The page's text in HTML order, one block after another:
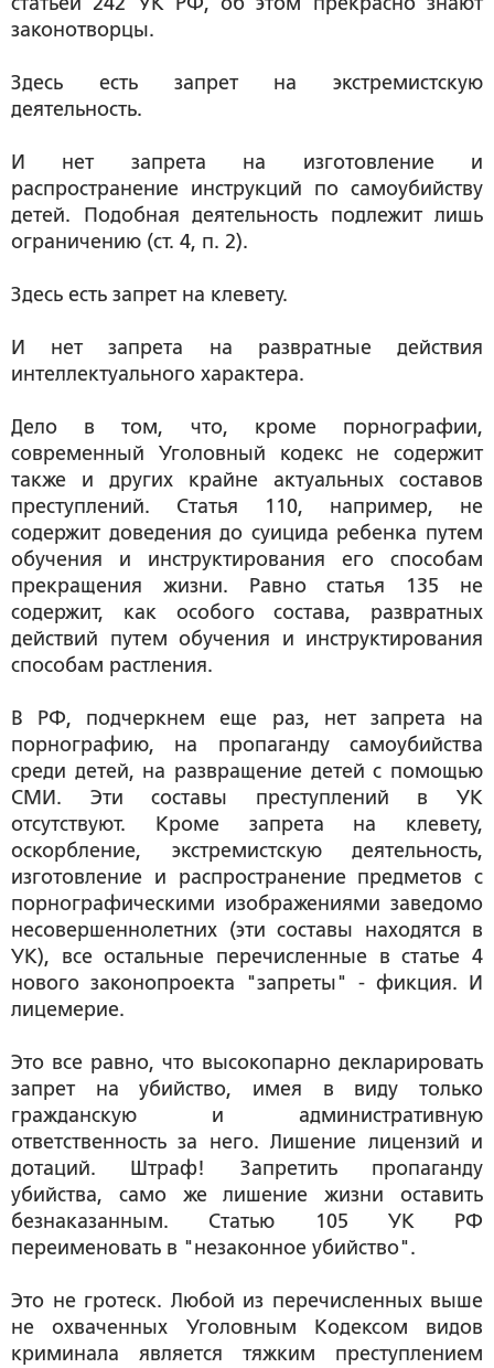
законотворцы.
Здесь есть запрет на экстремистскую
деятельность.
И нет запрета на изготовление и
распространение инструкций по самоубийству
детей. Подобная деятельность подлежит лишь
ограничению (ст. 4, п. 2).
Здесь есть запрет на клевету.
И нет запрета на развратные действия
интеллектуального характера.
Дело в том, что, кроме порнографии,
современный Уголовный кодекс не содержит
также и других крайне актуальных составов
преступлений. Статья 110, например, не
содержит доведения до суицида ребенка путем
обучения и инструктирования его способам
прекращения жизни. Равно статья 135 не
содержит, как особого состава, развратных
действий путем обучения и инструктирования
способам растления.
В РФ, подчеркнем еще раз, нет запрета на
порнографию, на пропаганду самоубийства
среди детей, на развращение детей с помощью
СМИ. Эти составы преступлений в УК
отсутствуют. Кроме запрета на клевету,
оскорбление, экстремистскую деятельность,
изготовление и распространение предметов с
порнографическими изображениями заведомо
несовершеннолетних (эти составы находятся в
УК), все остальные перечисленные в статье 4
нового законопроекта "запреты" - фикция. И
лицемерие.
Это все равно, что высокопарно декларировать
запрет на убийство, имея в виду только
гражданскую и административную
ответственность за него. Лишение лицензий и
дотаций. Штраф! Запретить пропаганду
убийства, само же лишение жизни оставить
безнаказанным. Статью 105 УК РФ
переименовать в "незаконное убийство".
Это не гротеск. Любой из перечисленных выше
не охваченных Уголовным Кодексом видов
криминала является тяжким преступлением